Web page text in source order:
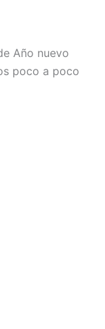
Año nuevo
poco a poco